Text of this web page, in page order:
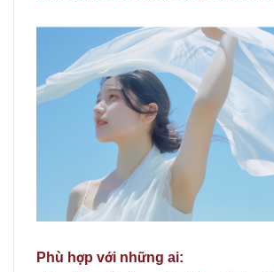
Phù hợp với những ai: